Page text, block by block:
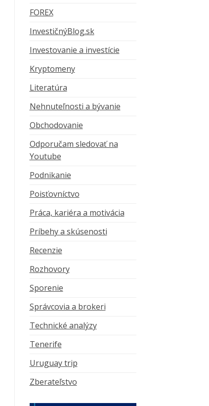
FOREX
InvestičnýBlog.sk
Investovanie a investície
Kryptomeny
Literatúra
Nehnuteľnosti a bývanie
Obchodovanie
Odporučam sledovať na
Youtube
Podnikanie
Poisťovníctvo
Práca, kariéra a motivácia
Príbehy a skúsenosti
Recenzie
Rozhovory
Sporenie
Správcovia a brokeri
Technické analýzy
Tenerife
Uruguay trip
Zberateľstvo